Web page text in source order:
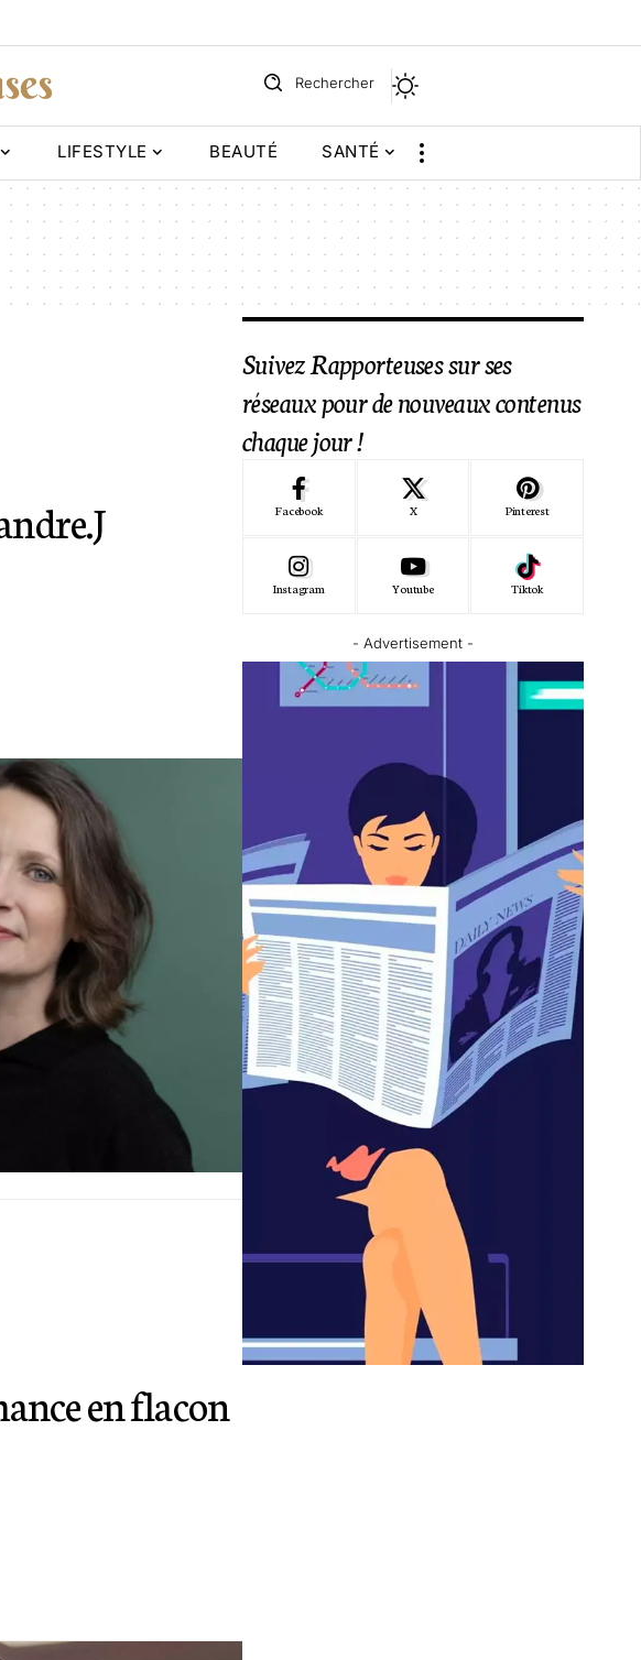
Rechercher
LIFESTYLE BEAUTÉ SANTÉ
en flacon
Suivez Rapporteuses sur ses
réseaux pour de nouveaux contenus
chaque jour !
Facebook X Pinterest
Instagram Youtube Tiktok
- Advertisement -